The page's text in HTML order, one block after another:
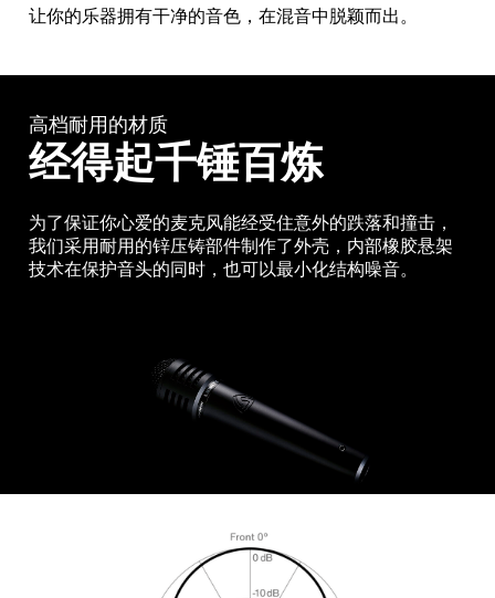
让你的乐器拥有干净的音色，在混音中脱颖而出。
高档耐用的材质
经得起千锤百炼
为了保证你心爱的麦克风能经受住意外的跌落和撞击，
我们采用耐用的锌压铸部件制作了外壳，内部橡胶悬架
技术在保护音头的同时，也可以最小化结构噪音。